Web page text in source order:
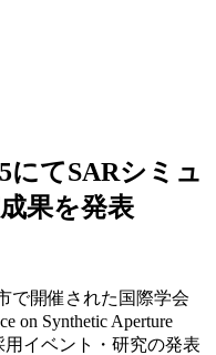
にてSARシミュ
果を発表
で開催された国際学会
on Synthetic Aperture
イベント・研究の発表